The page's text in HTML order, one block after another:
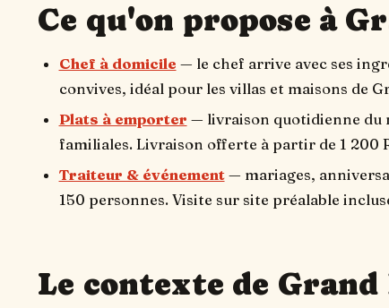
Ce qu'on propose à
Chef à domicile — le chef arrive avec ses
convives, idéal pour les villas et maisons de
Plats à emporter — livraison quotidienne du
familiales. Livraison offerte à partir de 1 200
Traiteur & événement— mariages,
150 personnes. Visite sur site préalable
Le contexte de Grand